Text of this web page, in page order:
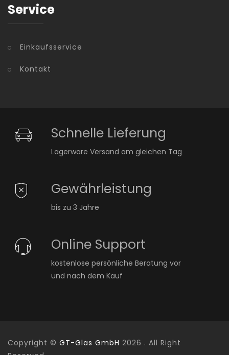
Service
Einkaufsservice
Kontakt
Schnelle Lieferung
Lagerware Versand am gleichen Tag
Gewährleistung
bis zu 3 Jahre
Online Support
kostenlose persönliche Beratung vor
und nach dem Kauf
Copyright © GT-Glas GmbH 2026 . All Right